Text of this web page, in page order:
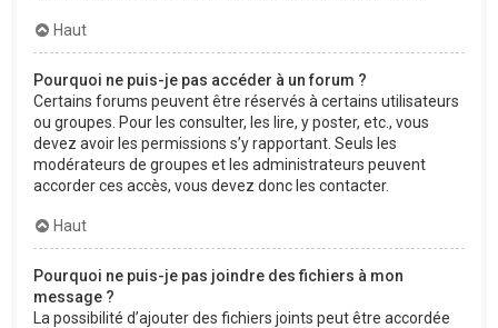
Haut
Pourquoi ne puis-je pas accéder à un forum ?
Certains forums peuvent être réservés à certains utilisateurs
ou groupes. Pour les consulter, les lire, y poster, etc., vous
devez avoir les permissions s’y rapportant. Seuls les
modérateurs de groupes et les administrateurs peuvent
accorder ces accès, vous devez donc les contacter.
Haut
Pourquoi ne puis-je pas joindre des fichiers à mon
message ?
La possibilité d’ajouter des fichiers joints peut être accordée